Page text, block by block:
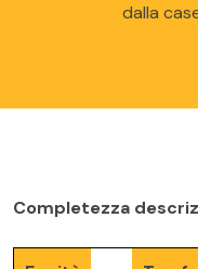
dalla
Completezza